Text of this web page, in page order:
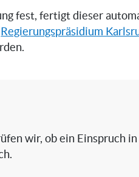
fest, fertigt dieser
Regierungspräsidium
wir, ob ein Einspruch in